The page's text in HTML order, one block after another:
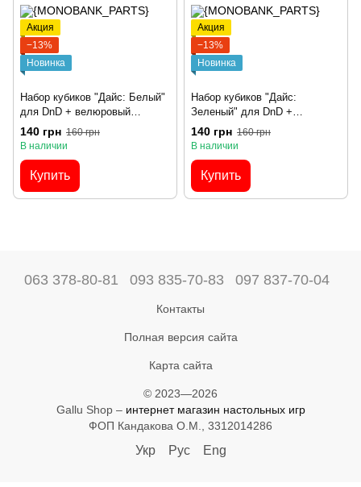
Акция
−13%
Новинка
Набор кубиков "Дайс: Белый"
для DnD + велюровый
мешочек
140 грн 160 грн
В наличии
Купить
Акция
−13%
Новинка
Набор кубиков "Дайс:
Зеленый" для DnD +
велюровый мешочек
140 грн 160 грн
В наличии
Купить
063 378-80-81 093 835-70-83 097 837-70-04
Контакты
Полная версия сайта
Карта сайта
© 2023—2026
Gallu Shop – интернет магазин настольных игр
ФОП Кандакова О.М., 3312014286
Укр Рус Eng